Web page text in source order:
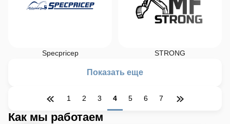
Specpricep STRONG
Показать еще
1 2 3 4 5 6 7
Как мы работаем